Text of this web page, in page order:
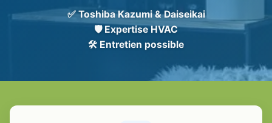
✅ Toshiba Kazumi & Daiseikai
🛡️ Expertise HVAC
🛠️ Entretien possible